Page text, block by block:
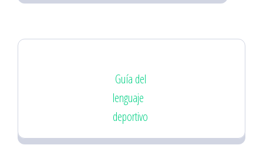
Guía del
lenguaje
deportivo